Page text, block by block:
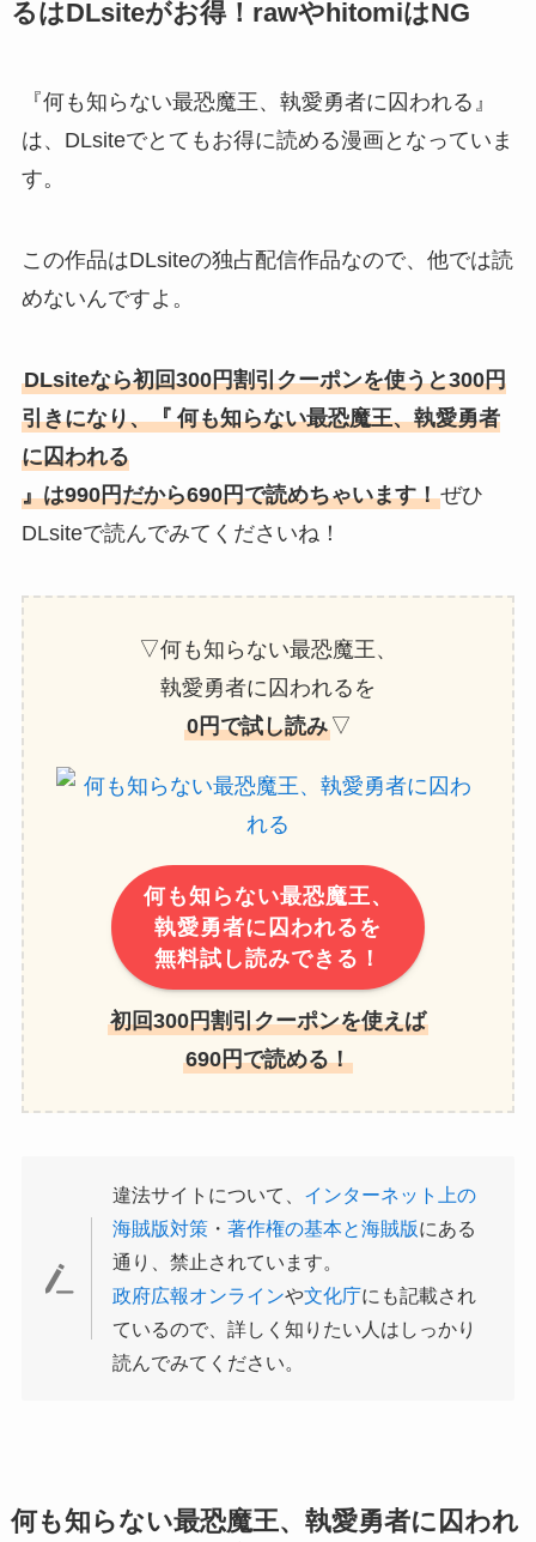
るはDLsiteがお得！rawやhitomiはNG
『何も知らない最恐魔王、執愛勇者に囚われる 』
は、DLsiteでとてもお得に読める漫画となっていま
す。
この作品はDLsiteの独占配信作品なので、他では読
めないんですよ。
DLsiteなら初回300円割引クーポンを使うと300円
引きになり、『 何も知らない最恐魔王、執愛勇者
に囚われる
』は990円だから690円で読めちゃいます！ぜひ
DLsiteで読んでみてくださいね！
▽何も知らない最恐魔王、
執愛勇者に囚われるを
0円で試し読み ▽
何も知らない最恐魔王、
執愛勇者に囚われるを
無料試し読みできる！
初回300円割引クーポンを使えば
690円で読める！
違法サイトについて、 インターネット上の
海賊版対策 ・著作権の基本と海賊版にある
通り、禁止されています。
政府広報オンラインや文化庁にも記載され
ているので、詳しく知りたい人はしっかり
読んでみてください。
何も知らない最恐魔王、執愛勇者に囚われ